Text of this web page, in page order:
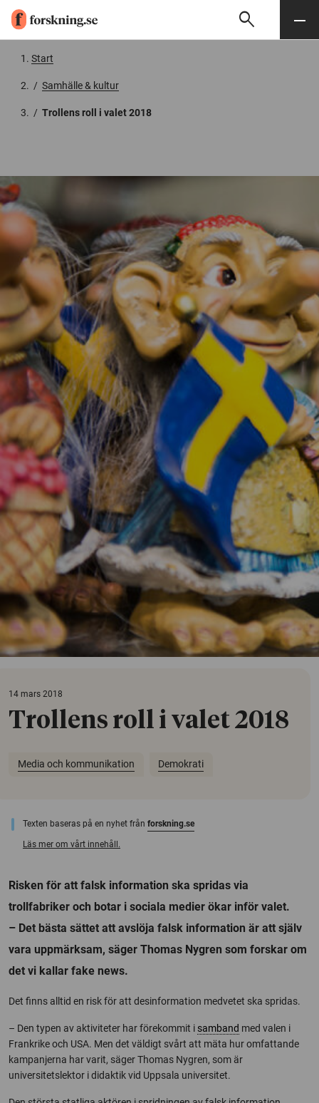
Söksearch Meny
Start
/ Samhälle & kultur
/ Trollens roll i valet 2018
14 mars 2018
Trollens roll i valet 2018
Media och kommunikation Demokrati
Texten baseras på en nyhet från forskning.se
Läs mer om vårt innehåll.
Risken för att falsk information ska spridas via
trollfabriker och botar i sociala medier ökar inför valet.
– Det bästa sättet att avslöja falsk information är att själv
vara uppmärksam, säger Thomas Nygren som forskar om
det vi kallar fake news.
Det finns alltid en risk för att desinformation medvetet ska spridas.
– Den typen av aktiviteter har förekommit i samband med valen i
Frankrike och USA. Men det väldigt svårt att mäta hur omfattande
kampanjerna har varit, säger Thomas Nygren, som är
universitetslektor i didaktik vid Uppsala universitet.